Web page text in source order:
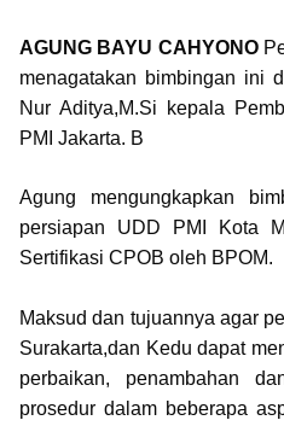
AGUNG BAYU CAHYONO
menagatakan bimbingan ini
Nur Aditya,M.Si kepala
PMI Jakarta. B
Agung mengungkapkan
persiapan UDD PMI Kota
Sertifikasi CPOB oleh BPOM.
Maksud dan tujuannya agar
Surakarta,dan Kedu dapat
perbaikan, penambahan
prosedur dalam beberapa